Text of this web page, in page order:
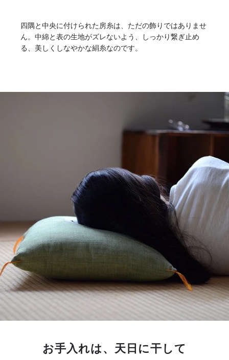
四隅と中央に付けられた房糸は、ただの飾りではありませ
ん。中綿と表の生地がズレないよう、しっかり繋ぎ止め
る、美しくしなやかな絹糸なのです。
お手入れは、天日に干して